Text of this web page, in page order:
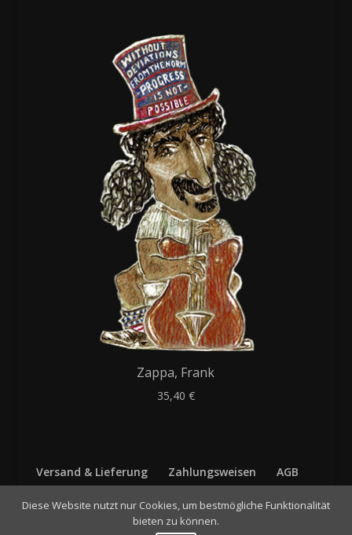
Zappa, Frank
35,40 €
Versand & Lieferung Zahlungsweisen
AGB
Kontakt
| Login
© 2017 Bernhard Siller, Friedberg
Diese Website nutzt nur Cookies, um bestmögliche Funktionalität
bieten zu können.